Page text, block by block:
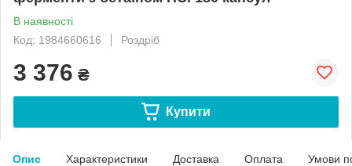
В наявності
Код: 1984660616
Роздріб
3 376 ₴
Купити
Опис Характеристики Доставка Оплата Умови